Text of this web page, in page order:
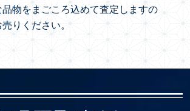
物をまごころ込めて査定しますの
りください。